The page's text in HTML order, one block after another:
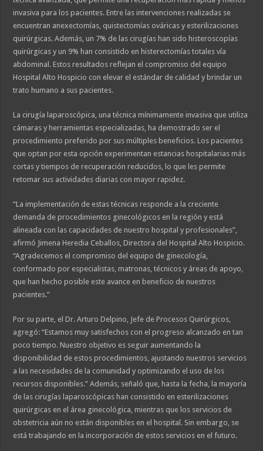
invasiva para los pacientes. Entre las intervenciones realizadas se
encuentran anexectomías, quistectomías ováricas y esterilizaciones
quirúrgicas. Además, un 7% de las cirugías han sido histeroscopías
quirúrgicas y un 9% han consistido en histerectomías totales vía
abdominal. Estos resultados reflejan el compromiso del equipo
Hospital Alto Hospicio con elevar el estándar de calidad y brindar un
trato humano a sus pacientes.
La cirugía laparoscópica, una técnica mínimamente invasiva que utiliza
cámaras y herramientas especializadas, ha demostrado ser el
procedimiento preferido por sus múltiples beneficios. Los pacientes
que optan por esta opción experimentan estancias hospitalarias más
cortas y tiempos de recuperación reducidos, lo que les permite
retomar sus actividades diarias con mayor rapidez.
“La implementación de estas técnicas responde a la creciente
demanda de procedimientos ginecológicos en la región y está
alineada con las capacidades de nuestro hospital y profesionales”,
afirmó Jimena Heredia Ceballos, Directora del Hospital Alto Hospicio.
“Agradecemos el compromiso del equipo de ginecología,
conformado por especialistas, matronas, técnicos y áreas de apoyo,
que han hecho posible este avance en beneficio de nuestros
pacientes.”
Por su parte, el Dr. Arturo Delpino, Jefe de Procesos Quirúrgicos,
agregó: “Estamos muy satisfechos con el progreso alcanzado en tan
poco tiempo. Nuestro objetivo es seguir aumentando la
disponibilidad de estos procedimientos, ajustando nuestros servicios
a las necesidades de la comunidad y optimizando el uso de los
recursos disponibles.” Además, señaló que, hasta la fecha, la mayoría
de las cirugías laparoscópicas han consistido en esterilizaciones
quirúrgicas en el área ginecológica, mientras que los servicios de
obstetricia aún no están disponibles en el hospital. Sin embargo, se
está trabajando en la incorporación de estos servicios en el futuro.